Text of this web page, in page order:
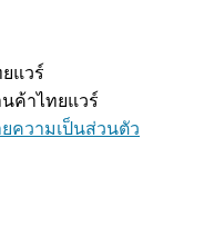
แวร์
ค้าไทยแวร์
ความเป็นส่วนตัว